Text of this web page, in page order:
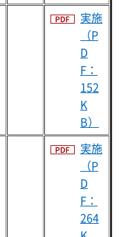
実施
（P
D
F：
152
K
B）
実施
（P
D
F：
264